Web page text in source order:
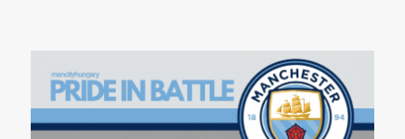
Manchester City Blog – Pride In
Battle